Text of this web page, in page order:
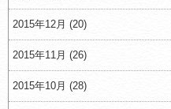
2015年12月 (20)
2015年11月 (26)
2015年10月 (28)